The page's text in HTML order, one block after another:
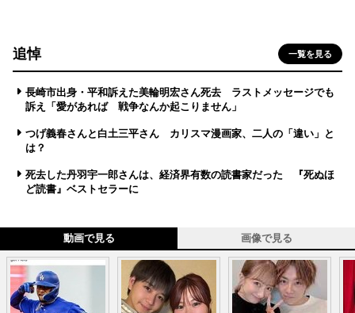
追悼 一覧を見る
長崎市出身・平和訴えた美輪明宏さん死去 ラストメッセージでも
訴え「愛があれば 戦争なんか起こりません」
つげ義春さんと白土三平さん カリスマ漫画家、二人の「違い」と
は？
死去した丹羽宇一郎さんは、経済界有数の読書家だった 『死ぬほ
ど読書』ベストセラーに
動画で見る 画像で見る